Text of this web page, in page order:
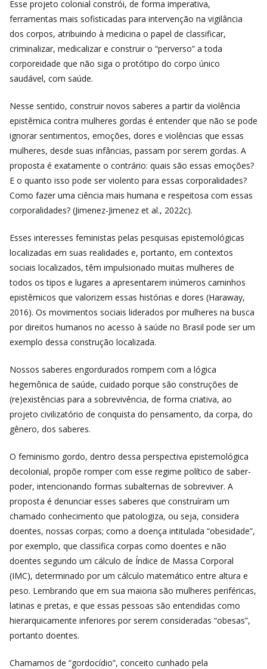
Esse projeto colonial constrói, de forma imperativa,
ferramentas mais sofisticadas para intervenção na vigilância
dos corpos, atribuindo à medicina o papel de classificar,
criminalizar, medicalizar e construir o “perverso” a toda
corporeidade que não siga o protótipo do corpo único
saudável, com saúde.
Nesse sentido, construir novos saberes a partir da violência
epistêmica contra mulheres gordas é entender que não se pode
ignorar sentimentos, emoções, dores e violências que essas
mulheres, desde suas infâncias, passam por serem gordas. A
proposta é exatamente o contrário: quais são essas emoções?
E o quanto isso pode ser violento para essas corporalidades?
Como fazer uma ciência mais humana e respeitosa com essas
corporalidades? (Jimenez-Jimenez et al., 2022c).
Esses interesses feministas pelas pesquisas epistemológicas
localizadas em suas realidades e, portanto, em contextos
sociais localizados, têm impulsionado muitas mulheres de
todos os tipos e lugares a apresentarem inúmeros caminhos
epistêmicos que valorizem essas histórias e dores (Haraway,
2016). Os movimentos sociais liderados por mulheres na busca
por direitos humanos no acesso à saúde no Brasil pode ser um
exemplo dessa construção localizada.
Nossos saberes engordurados rompem com a lógica
hegemônica de saúde, cuidado porque são construções de
(re)existências para a sobrevivência, de forma criativa, ao
projeto civilizatório de conquista do pensamento, da corpa, do
gênero, dos saberes.
O feminismo gordo, dentro dessa perspectiva epistemológica
decolonial, propõe romper com esse regime político de saber-
poder, intencionando formas subalternas de sobreviver. A
proposta é denunciar esses saberes que construíram um
chamado conhecimento que patologiza, ou seja, considera
doentes, nossas corpas; como a doença intitulada “obesidade”,
por exemplo, que classifica corpas como doentes e não
doentes segundo um cálculo de Índice de Massa Corporal
(IMC), determinado por um cálculo matemático entre altura e
peso. Lembrando que em sua maioria são mulheres periféricas,
latinas e pretas, e que essas pessoas são entendidas como
hierarquicamente inferiores por serem consideradas “obesas”,
portanto doentes.
Chamamos de “gordocídio”, conceito cunhado pela